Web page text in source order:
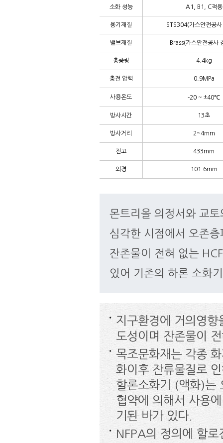
소화 성능 A1, B1, C적용
용기재질 STS304(가스안전공사
밸브재질 Brass(가스안전공사
총중량 4.4kg
충전 압력 0.9MPa
사용온도 -20 ~ ±40℃
방사시간 13초
방사거리 2~4mm
전고 433mm
외경 101.6mm
몬트리올 의정서와 교
심각한 시점에서 오존
잔존물이 전혀 없는
있어 기존의 하론 소화
지구환경에 거의영
도성이며 잔존물이
목조문화재는 각종
화이후 잔류물질로
할론소화기 (액화)는
협약에 의해서 사용
기된 바가 있다.
NFPA의 정의에 할